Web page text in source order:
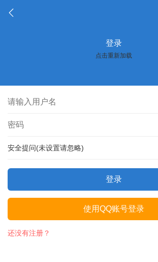
登录
点击重新加载
安全提问(未设置请忽略)
登录
使用QQ账号登录
还没有注册？